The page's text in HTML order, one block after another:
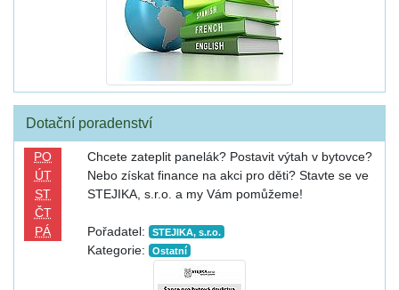
Dotační poradenství
PO
ÚT
ST
ČT
PÁ
Chcete zateplit panelák? Postavit výtah v bytovce?
Nebo získat finance na akci pro děti? Stavte se ve
STEJIKA, s.r.o. a my Vám pomůžeme!
Pořadatel: STEJIKA, s.r.o.
Kategorie: Ostatní